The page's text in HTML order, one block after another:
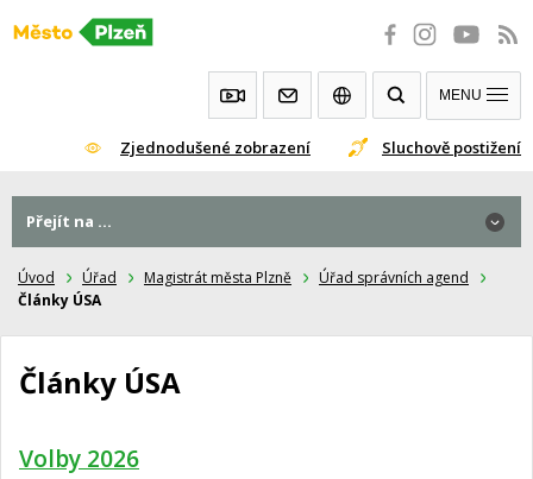
Přeskočit
Zjednodušené zobrazení Sluchově postižení
MENU
Úvod Úřad Magistrát města Plzně
Úřad správních agend
Články ÚSA
Články ÚSA
Volby 2026
Přejít na ...